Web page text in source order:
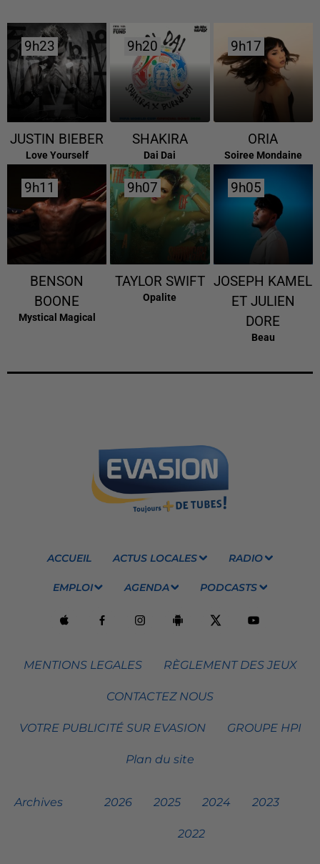
9h23
9h23
JUSTIN BIEBER
Love Yourself
9h20
9h20
SHAKIRA
Dai Dai
9h17
9h17
ORIA
Soiree Mondaine
9h11
9h11
BENSON
BOONE
Mystical Magical
9h07
9h07
TAYLOR SWIFT
Opalite
9h05
9h05
JOSEPH KAMEL
ET JULIEN
DORE
Beau
ACCUEIL ACTUS LOCALES RADIO
EMPLOI AGENDA PODCASTS
MENTIONS LEGALES RÈGLEMENT DES JEUX
CONTACTEZ NOUS
VOTRE PUBLICITÉ SUR EVASION GROUPE HPI
Plan du site
Archives 2026 2025 2024 2023
2022